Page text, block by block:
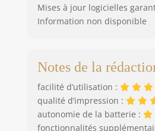
Mises à jour logicielles
Information non disponible
Notes de la
facilité d’utilisation :
qualité d’impression :
autonomie de la batterie :
fonctionnalités